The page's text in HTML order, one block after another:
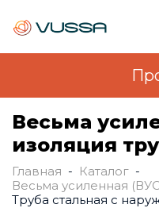
Весьма
изоляция
Вы здесь
Главная - Каталог -
Весьма усиленная
Труба стальная с